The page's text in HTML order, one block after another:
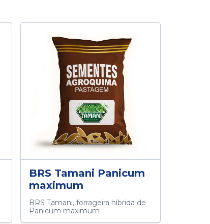
BRS Tamani Panicum
maximum
BRS Tamani, forrageira híbrida de
Panicum maximum